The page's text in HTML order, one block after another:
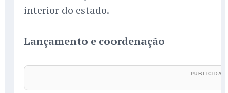
interior do estado.
Lançamento e coordenação